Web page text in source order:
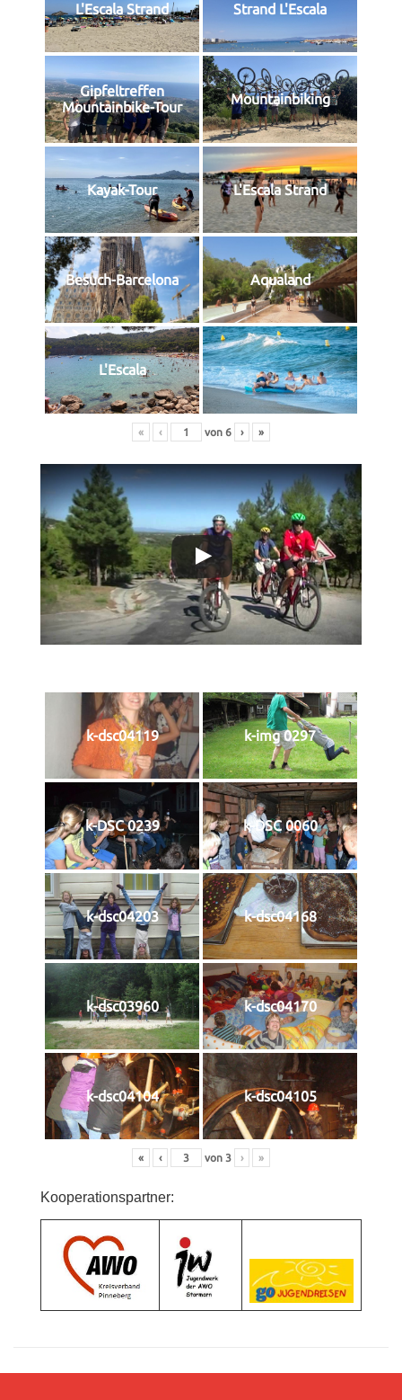
L'Escala Strand Strand L'Escala
Gipfeltreffen
Mountainbike-Tour
Mountainbiking
Kayak-Tour L'Escala Strand
Besuch-Barcelona Aqualand
L'Escala
« ‹ von 6 › »
k-dsc04119 k-img 0297
k-DSC 0239 k-DSC 0060
k-dsc04203 k-dsc04168
k-dsc03960 k-dsc04170
k-dsc04104 k-dsc04105
« ‹ von 3 › »
Kooperationspartner: